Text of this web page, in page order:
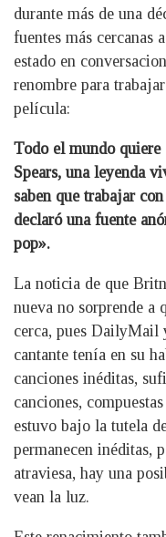
durante más de una
fuentes más cercanas
estado en
renombre para
película:
Todo el mundo
Spears, una leyenda
saben que trabajar
declaró una fuente
pop».
La noticia de que
nueva no sorprende a
cerca, pues DailyMail
cantante tenía en su
canciones inéditas,
canciones,
estuvo bajo la tutela
permanecen inéditas,
atraviesa, hay una
vean la luz.